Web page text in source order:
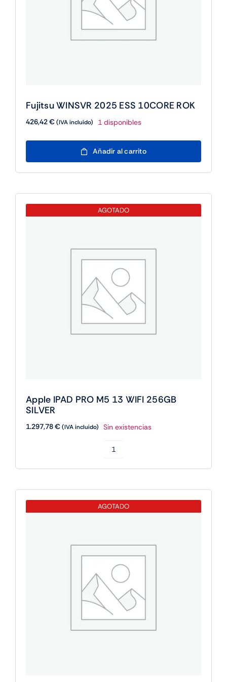
Fujitsu WINSVR 2025 ESS 10CORE ROK
426,42€(IVA incluido) 1 disponibles
Fujitsu
WINSVR
10CORE
ROK
Añadir al carrito
AGOTADO
Apple IPAD PRO M5 13 WIFI 256GB
SILVER
1.297,78€(IVA incluido) Sin existencias
IPAD
13
cantidad
AGOTADO